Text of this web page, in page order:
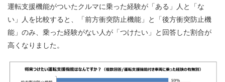
運転支援機能がついたクルマに乗った経験が「ある」人と「な
い」人を比較すると、「前方衝突防止機能」と「後方衝突防止機
能」のみ、乗った経験がない人が「つけたい」と回答した割合が
高くなりました。